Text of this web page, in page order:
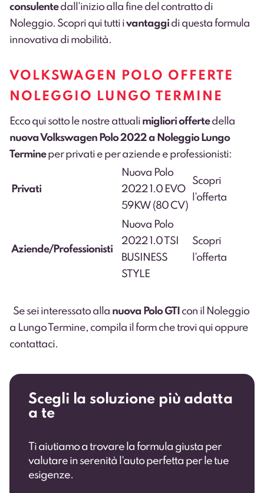
consulentedall’inizio alla fine del contratto di
Noleggio. Scopri quitutti ivantaggi di questa formula
innovativa di mobilità.
VOLKSWAGEN POLO OFFERTE
NOLEGGIO LUNGO TERMINE
Ecco qui sotto le nostre attuali migliori offertedella
nuova Volkswagen Polo 2022 a Noleggio Lungo
Termineper privati e per aziende e professionisti:
Privati
Nuova Polo
2022 1.0 EVO
59KW (80 CV)
Scopri
l’offerta
Aziende/Professionisti
Nuova Polo
2022 1.0 TSI
BUSINESS
STYLE
Scopri
l’offerta
Se sei interessato alla nuova Polo GTI con il Noleggio
a Lungo Termine, compila il form che trovi qui oppure
contattaci.
Scegli la soluzione più adatta
a te
Ti aiutiamo a trovare la formula giusta per
valutare in serenità l'auto perfetta per le tue
esigenze.